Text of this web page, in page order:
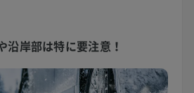
沿岸部は特に要注意！